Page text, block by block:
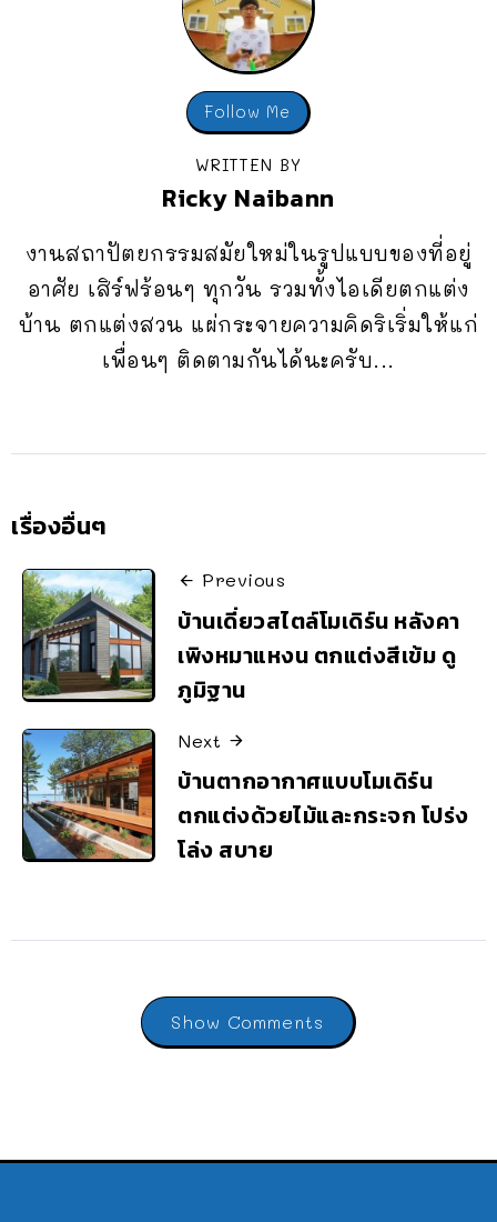
Follow Me
WRITTEN BY
Ricky Naibann
งานสถาปัตยกรรมสมัยใหม่ในรูปแบบของที่อยู่
อาศัย เสิร์ฟร้อนๆ ทุกวัน รวมทั้งไอเดียตกแต่ง
บ้าน ตกแต่งสวน แผ่กระจายความคิดริเริ่มให้แก่
เพื่อนๆ ติดตามกันได้นะครับ...
เรื่องอื่นๆ
Previous
บ้านเดี่ยวสไตล์โมเดิร์น หลังคา
เพิงหมาแหงน ตกแต่งสีเข้ม ดู
ภูมิฐาน
Next
บ้านตากอากาศแบบโมเดิร์น
ตกแต่งด้วยไม้และกระจก โปร่ง
โล่ง สบาย
Show Comments